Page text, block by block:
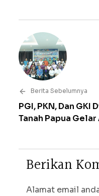
Berita Sebelumnya
PGI, PKN, Dan GKI
Tanah Papua Gelar
Berikan Ko
Alamat email